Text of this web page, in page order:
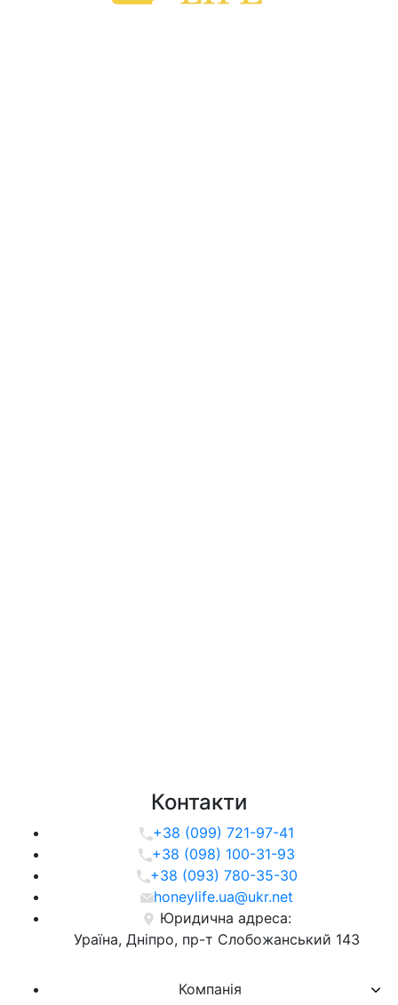
Компанія
Контакти
+38 (099) 721-97-41
+38 (098) 100-31-93
+38 (093) 780-35-30
honeylife.ua@ukr.net
Юридична адреса:
Ураїна, Дніпро, пр-т Слобожанський 143